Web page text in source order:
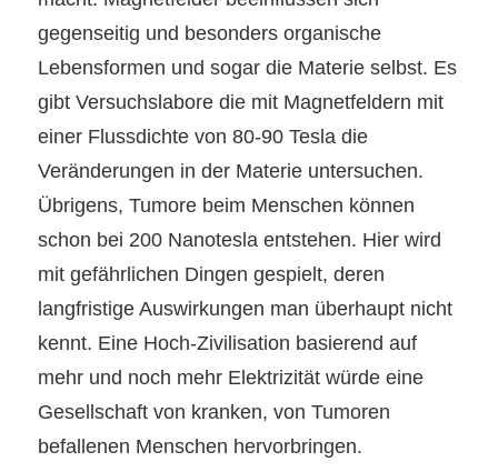
gegenseitig und besonders organische
Lebensformen und sogardie Materie selbst. Es
gibt Versuchslabore die mit Magnetfeldern mit
einer Flussdichte von 80-90 Tesla die
Veränderungen in der Materie untersuchen.
Übrigens, Tumore beim Menschen können
schon bei 200 Nanotesla entstehen. Hier wird
mit gefährlichen Dingen gespielt, deren
langfristige Auswirkungen man überhaupt nicht
kennt. Eine Hoch-Zivilisation basierend auf
mehr und noch mehr Elektrizität würde eine
Gesellschaft von kranken, von Tumoren
befallenen Menschen hervorbringen.